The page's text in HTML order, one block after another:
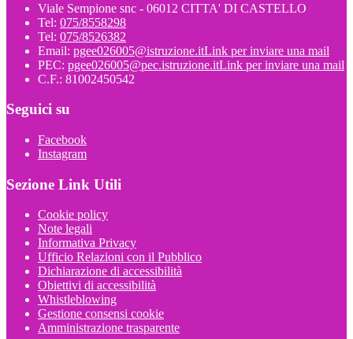
Viale Sempione snc - 06012 CITTA' DI CASTELLO
Tel: 075/8558298
Tel: 075/8526382
Email: pgee026005@istruzione.itLink per inviare una mail
PEC: pgee026005@pec.istruzione.itLink per inviare una mail
C.F.: 81002450542
Seguici su
Facebook
Instagram
Sezione Link Utili
Cookie policy
Note legali
Informativa Privacy
Ufficio Relazioni con il Pubblico
Dichiarazione di accessibilità
Obiettivi di accessibilità
Whistleblowing
Gestione consensi cookie
Amministrazione trasparente